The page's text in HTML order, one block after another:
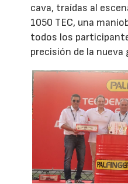
cava, traídas al
1050 TEC, una
todos los
precisión de la nueva